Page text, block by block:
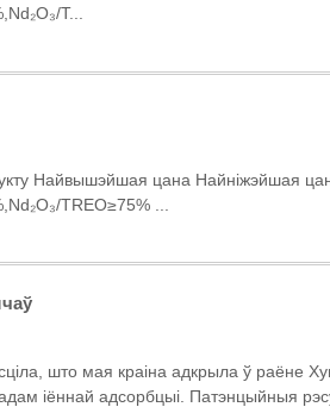
T...
Найвышэйшая цана Найніжэйшая
TREO≥75% ...
што мая краіна адкрыла ў раёне
іённай адсорбцыі. Патэнцыйныя